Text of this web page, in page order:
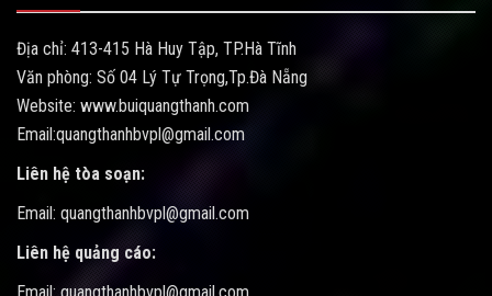
Địa chỉ: 413-415 Hà Huy Tập, TP.Hà Tĩnh
Văn phòng: Số 04 Lý Tự Trọng,Tp.Đà Nẵng
Website: www.buiquangthanh.com
Email:quangthanhbvpl@gmail.com
Liên hệ tòa soạn:
Email: quangthanhbvpl@gmail.com
Liên hệ quảng cáo: